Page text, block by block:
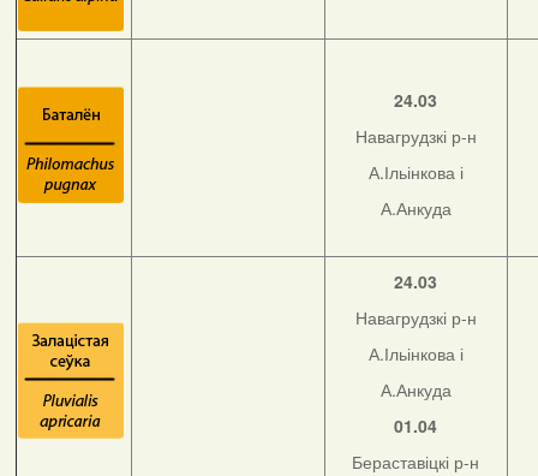
24.03
Навагрудзкі р-н
А.Ільінкова і
А.Анкуда
24.03
Навагрудзкі р-н
А.Ільінкова і
А.Анкуда
01.04
Бераставіцкі р-н